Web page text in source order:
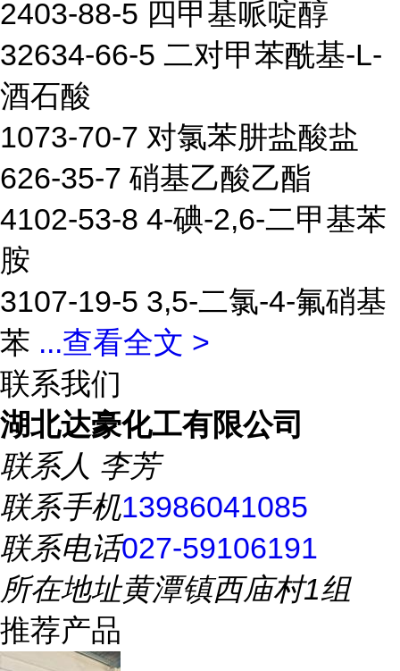
2403-88-5 四甲基哌啶醇
32634-66-5 二对甲苯酰基-L-
酒石酸
1073-70-7 对氯苯肼盐酸盐
626-35-7 硝基乙酸乙酯
4102-53-8 4-碘-2,6-二甲基苯
胺
3107-19-5 3,5-二氯-4-氟硝基
苯 ...查看全文 >
联系我们
湖北达豪化工有限公司
联系人 李芳
联系手机13986041085
联系电话027-59106191
所在地址黄潭镇西庙村1组
推荐产品